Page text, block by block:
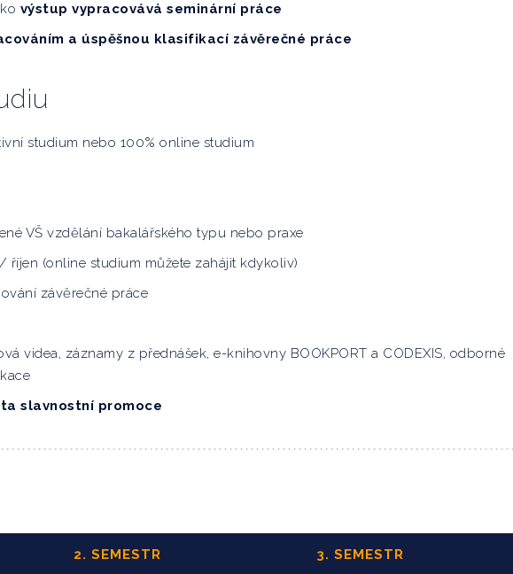
výstup vypracovává seminární práce
a úspěšnou klasifikací závěrečné práce
studium nebo 100% online studium
VŠ vzdělání bakalářského typu nebo praxe
/ říjen (online studium můžete zahájit kdykoliv)
závěrečné práce
videa, záznamy z přednášek, e-knihovny BOOKPORT a CODEXIS, odborné
slavnostní promoce
2. SEMESTR 3. SEMESTR